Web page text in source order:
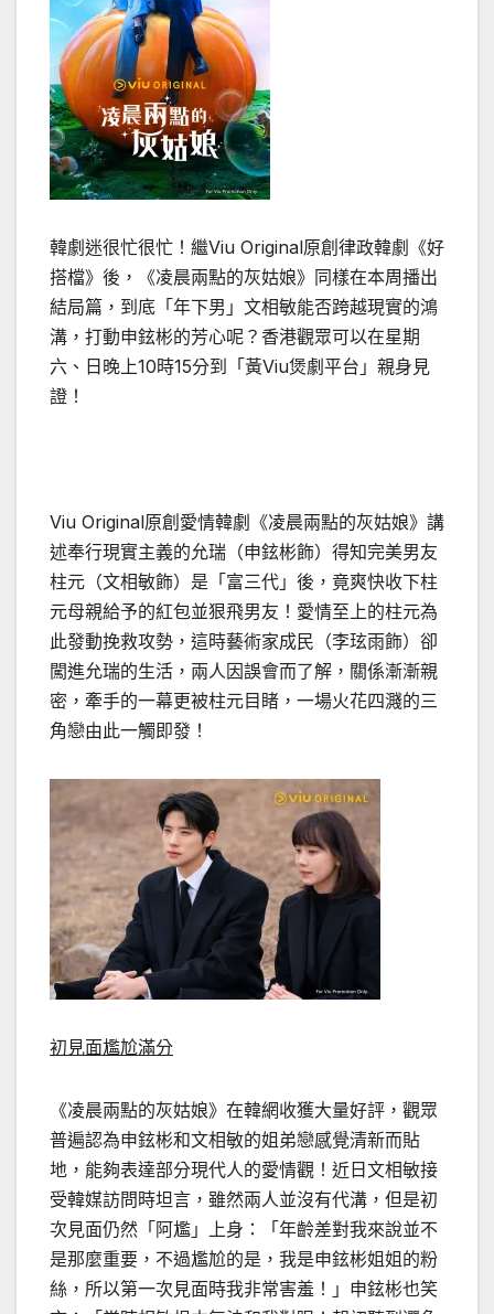
韓劇迷很忙很忙！繼Viu Original原創律政韓劇《好
搭檔》後，《凌晨兩點的灰姑娘》同樣在本周播出
結局篇，到底「年下男」文相敏能否跨越現實的鴻
溝，打動申鉉彬的芳心呢？香港觀眾可以在星期
六、日晚上10時15分到「黃Viu煲劇平台」親身見
證！
Viu Original原創愛情韓劇《凌晨兩點的灰姑娘》講
述奉行現實主義的允瑞（申鉉彬飾）得知完美男友
柱元（文相敏飾）是「富三代」後，竟爽快收下柱
元母親給予的紅包並狠飛男友！愛情至上的柱元為
此發動挽救攻勢，這時藝術家成民（李玹雨飾）卻
闖進允瑞的生活，兩人因誤會而了解，關係漸漸親
密，牽手的一幕更被柱元目睹，一場火花四濺的三
角戀由此一觸即發！
初見面尷尬滿分
《凌晨兩點的灰姑娘》在韓網收獲大量好評，觀眾
普遍認為申鉉彬和文相敏的姐弟戀感覺清新而貼
地，能夠表達部分現代人的愛情觀！近日文相敏接
受韓媒訪問時坦言，雖然兩人並沒有代溝，但是初
次見面仍然「阿尷」上身：「年齡差對我來說並不
是那麼重要，不過尷尬的是，我是申鉉彬姐姐的粉
絲，所以第一次見面時我非常害羞！」申鉉彬也笑